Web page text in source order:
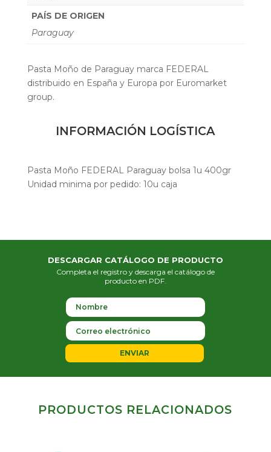
PAÍS DE ORIGEN
Paraguay
Pasta Moño de Paraguay marca FEDERAL
distribuido en España y Europa por Euromarket
group.
INFORMACIÓN LOGÍSTICA
Pasta Moño FEDERAL Paraguay bolsa 1u 400gr
Unidad minima por pedido: 10u caja
DESCARGAR CATÁLOGO DE PRODUCTO
Completa el registro y descarga el catálogo de
producto en PDF.
ENVIAR
PRODUCTOS RELACIONADOS